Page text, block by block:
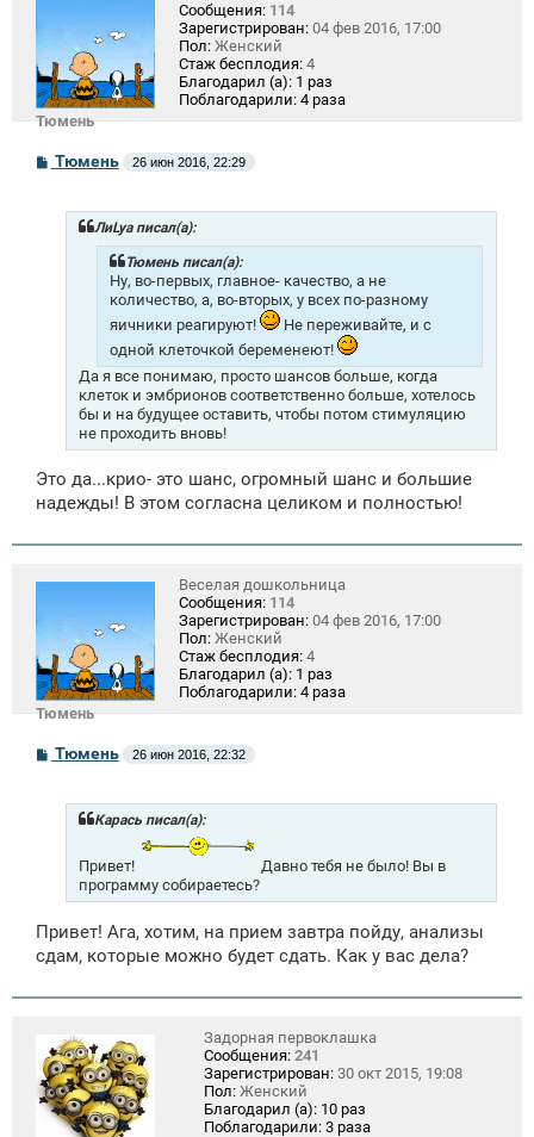
Тюмень
Сообщения: 114
Зарегистрирован: 04 фев 2016, 17:00
Пол: Женский
Стаж бесплодия: 4
Благодарил (а): 1 раз
Поблагодарили: 4 раза
СТюмень 26 июн 2016, 22:29
ЛиLya писал(а):
Тюмень писал(а):
Ну, во-первых, главное- качество, а не
количество, а, во-вторых, у всех по-разному
яичники реагируют!
Не переживайте, и с
одной клеточкой беременеют!
Да я все понимаю, просто шансов больше, когда
клеток и эмбрионов соответственно больше, хотелось
бы и на будущее оставить, чтобы потом стимуляцию
не проходить вновь!
Это да...крио- это шанс, огромный шанс и большие
надежды! В этом согласна целиком и полностью!
Тюмень
Веселая дошкольница
Сообщения: 114
Зарегистрирован: 04 фев 2016, 17:00
Пол: Женский
Стаж бесплодия: 4
Благодарил (а): 1 раз
Поблагодарили: 4 раза
СТюмень 26 июн 2016, 22:32
Карась писал(а):
Привет!
Давно тебя не было! Вы в
программу собираетесь?
Привет! Ага, хотим, на прием завтра пойду, анализы
сдам, которые можно будет сдать. Как у вас дела?
Задорная первоклашка
Сообщения: 241
Зарегистрирован: 30 окт 2015, 19:08
Пол: Женский
Благодарил (а): 10 раз
Поблагодарили: 3 раза